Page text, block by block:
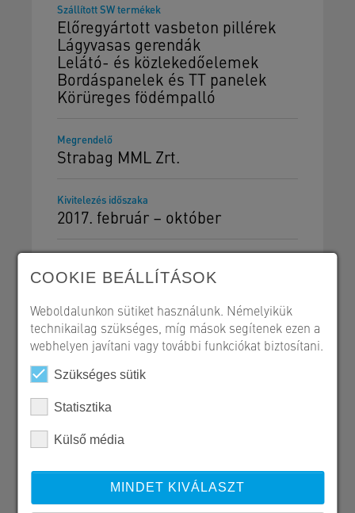
Szállított SW termékek
Előregyártott vasbeton pillérek
Lágyvasas gerendák
Lelátó- és közlekedőelemek
Bordáspanelek és TT panelek
Körüreges födémpalló
Megrendelő
Strabag MML Zrt.
Kivitelezés időszaka
2017. február – október
Szerkezetépítés
H 2339 Majosháza, Tóközi út 10.
+36 24 620 400
szerkezetepites@sw-umwelttechnik.hu
COOKIE BEÁLLÍTÁSOK
Weboldalunkon sütiket használunk. Némelyikük
technikailag szükséges, míg mások segítenek ezen a
webhelyen javítani vagy további funkciókat biztosítani.
Szükséges sütik
Statisztika
Külső média
MINDET KIVÁLASZT